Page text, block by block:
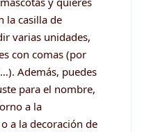
la casilla de
varias unidades,
con comas (por
Además, puedes
para el nombre,
a la
a la decoración de